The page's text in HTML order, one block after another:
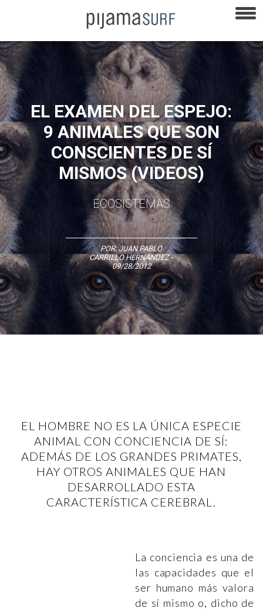
EL EXAMEN DEL ESPEJO:
9 ANIMALES QUE SON
CONSCIENTES DE SÍ
MISMOS (VIDEOS)
ECOSISTEMAS
POR:JUAN PABLO
CARRILLO HERNÁNDEZ-
09/28/2012
EL HOMBRE NO ES LA ÚNICA ESPECIE
ANIMAL CON CONCIENCIA DE SÍ:
ADEMÁS DE LOS GRANDES PRIMATES,
HAY OTROS ANIMALES QUE HAN
DESARROLLADO ESTA
CARACTERÍSTICA CEREBRAL.
La conciencia es una de
las capacidades que el
ser humano más valora
de sí mismo o, dicho de